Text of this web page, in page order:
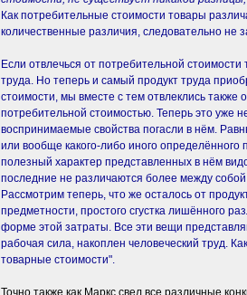
Как потребительные стоимости товары
количественные различия, следовательно не
Если отвлечься от потребительной
труда. Но теперь и самый продукт труда
стоимости, мы вместе с тем отвлеклись также
потребительной стоимостью. Теперь это уже
воспринимаемые свойства погасли в нём.
или вообще какого-либо иного определённого
полезный характер представленных в нём
последние не различаются более между собой,
Рассмотрим теперь, что же осталось от
предметности, простого сгустка лишённого
форме этой затраты. Все эти вещи
рабочая сила, накоплен человеческий труд.
товарные стоимости".
Точно также как Маркс свел все различные